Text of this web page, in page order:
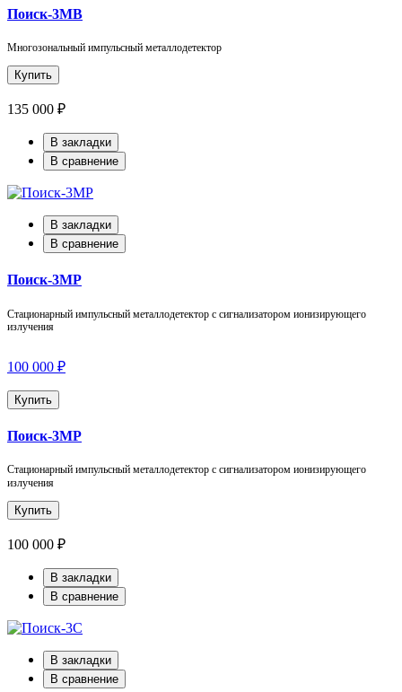
Поиск-3МВ
Многозональный импульсный металлодетектор
Купить
135 000 ₽
В закладки
В сравнение
В закладки
В сравнение
Поиск-3МР
Стационарный импульсный металлодетектор с сигнализатором ионизирующего
излучения
100 000 ₽
Купить
Поиск-3МР
Стационарный импульсный металлодетектор с сигнализатором ионизирующего
излучения
Купить
100 000 ₽
В закладки
В сравнение
В закладки
В сравнение